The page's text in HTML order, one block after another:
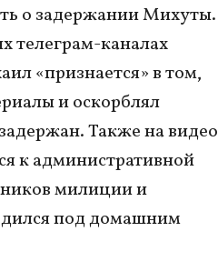
о задержании Михуты.
телеграм-каналах
«признается» в том,
и оскорблял
Также на видео
к административной
милиции и
под домашним